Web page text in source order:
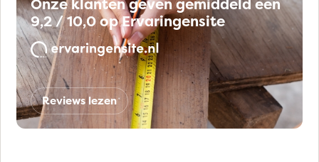
Onze klanten geven gemiddeld een
9,2 / 10,0 op Ervaringensite
Reviews lezen